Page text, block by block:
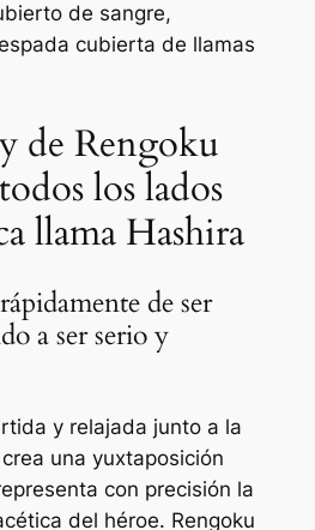
de sangre,
cubierta de llamas
de Rengoku
los lados
llama Hashira
de ser
a ser serio y
y relajada junto a la
una yuxtaposición
con precisión la
del héroe. Rengoku